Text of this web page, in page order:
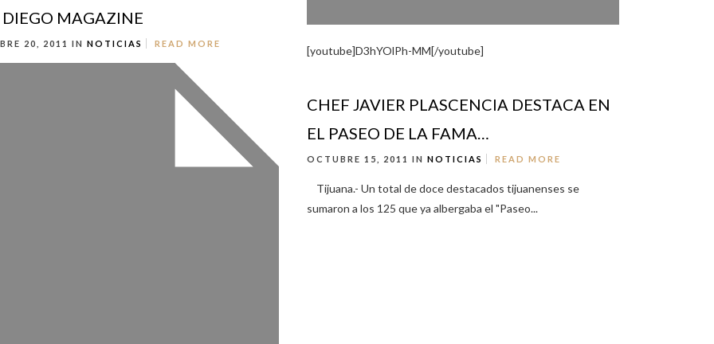
[youtube]D3hYOlPh-MM[/youtube]
MAGAZINE
20, 2011 IN NOTICIAS READ MORE
CHEF JAVIER PLASCENCIA DESTACA EN
EL PASEO DE LA FAMA…
OCTUBRE 15, 2011 IN NOTICIAS READ MORE
Tijuana.- Un total de doce destacados tijuanenses se
sumaron a los 125 que ya albergaba el "Paseo...